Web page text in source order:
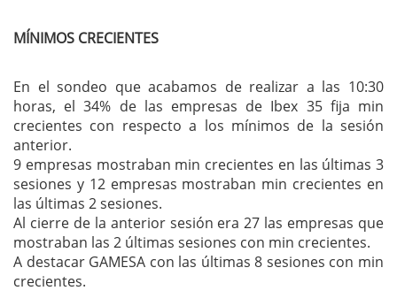
MÍNIMOS CRECIENTES
En el sondeo que acabamos de realizar a las 10:30
horas, el 34% de las empresas de Ibex 35 fija min
crecientes con respecto a los mínimos de la sesión
anterior.
9 empresas mostraban min crecientes en las últimas 3
sesiones y 12 empresas mostraban min crecientes en
las últimas 2 sesiones.
Al cierre de la anterior sesión era 27 las empresas que
mostraban las 2 últimas sesiones con min crecientes.
A destacar GAMESA con las últimas 8 sesiones con min
crecientes.